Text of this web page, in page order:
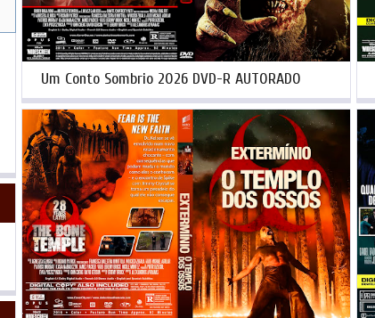
Um Conto Sombrio 2026 DVD-R AUTORADO